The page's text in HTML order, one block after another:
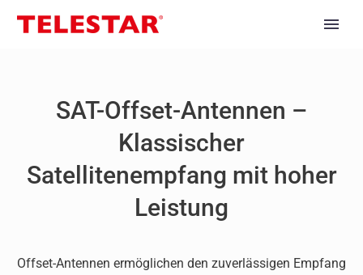
SAT-Offset-Antennen –
Klassischer
Satellitenempfang mit hoher
Leistung
Offset-Antennen ermöglichen den zuverlässigen Empfang